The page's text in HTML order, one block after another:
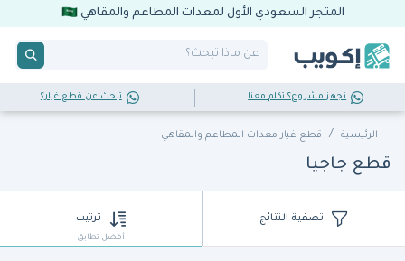
المتجر السعودي الأول لمعدات المطاعم والمقاهي
تجهز مشروع؟ تكلم معنا تبحث عن قطع غيار؟
الرئيسية قطع غيار معدات المطاعم والمقاهي
قطع جاجيا
تصفية النتائج ترتيب
أفضل تطابق